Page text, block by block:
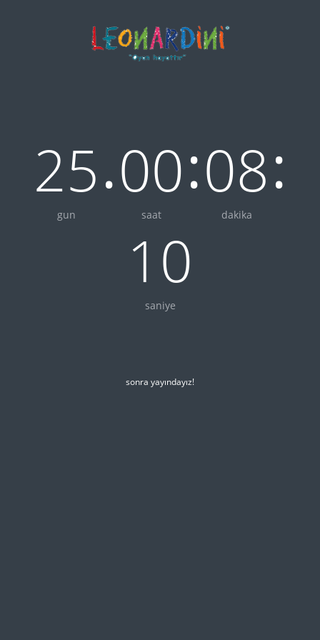
25
gun
.00
saat
:08
dakika
:
10
saniye
sonra yayındayız!